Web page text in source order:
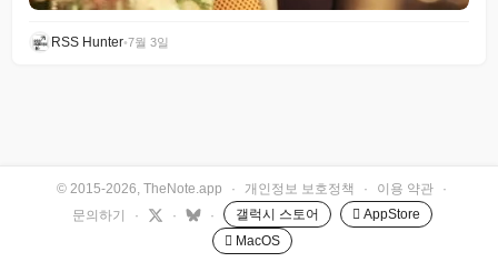
RSS Hunter•7월 3일
© 2015-2026, TheNote.app · 개인정보 보호정책 · 이용 약관
·
문의하기
· · · 갤럭시 스토어
 AppStore
 MacOS